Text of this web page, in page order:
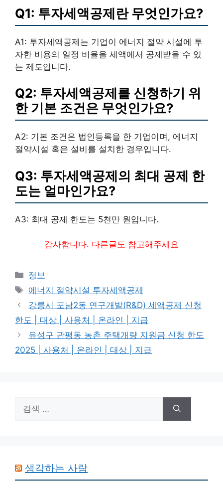
Q1: 투자세액공제란 무엇인가요?
A1: 투자세액공제는 기업이 에너지 절약 시설에 투
자한 비용의 일정 비율을 세액에서 공제받을 수 있
는 제도입니다.
Q2: 투자세액공제를 신청하기 위
한 기본 조건은 무엇인가요?
A2: 기본 조건은 법인등록을 한 기업이며, 에너지
절약시설 혹은 설비를 설치한 경우입니다.
Q3: 투자세액공제의 최대 공제 한
도는 얼마인가요?
A3: 최대 공제 한도는 5천만 원입니다.
감사합니다. 다른글도 참고해주세요
카
테
리
정보
태
그
에너지 절약시설 투자세액공제
강릉시 포남2동 연구개발(R&D) 세액공제 신청
한도 | 대상 | 사용처 | 온라인 | 지급
유성구 관평동 농촌 주택개량 지원금 신청 한도
2025 | 사용처 | 온라인 | 대상 | 지급
색:
생각하는 사람